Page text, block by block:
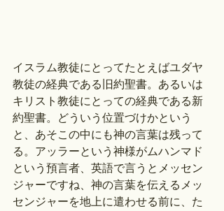
イスラム教徒にとってたとえばユダヤ
教徒の経典である旧約聖書。あるいは
キリスト教徒にとっての経典である新
約聖書。どういう位置づけかという
と、あそこの中にも神の言葉は残って
る。アッラーという神様がムハンマド
という預言者、英語で言うとメッセン
ジャーですね、神の言葉を伝えるメッ
センジャーを地上に遣わせる前に、た